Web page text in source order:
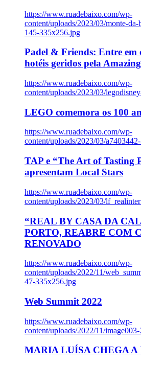
https://www.ruadebaixo.com/wp-
content/uploads/2023/03/monte-
145-335x256.jpg
Padel & Friends: Entre em
hotéis geridos pela
https://www.ruadebaixo.com/wp-
content/uploads/2023/03/
LEGO comemora os 100
https://www.ruadebaixo.com/wp-
content/uploads/2023/03/
TAP e “The Art of Tasting
apresentam Local Stars
https://www.ruadebaixo.com/wp-
content/uploads/2023/03/
“REAL BY CASA DA
PORTO, REABRE COM
RENOVADO
https://www.ruadebaixo.com/wp-
content/uploads/2022/11/
47-335x256.jpg
Web Summit 2022
https://www.ruadebaixo.com/wp-
content/uploads/2022/11/
MARIA LUÍSA CHEGA A